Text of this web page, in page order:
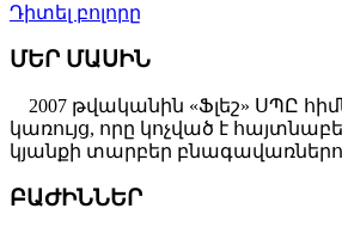
Դիտել բոլորը
ՄԵՐ ՄԱՍԻՆ
2007 թվականին «Ֆլեշ» ՍՊԸ
կառույց, որը կոչված է
կյանքի տարբեր
ԲԱԺԻՆՆԵՐ